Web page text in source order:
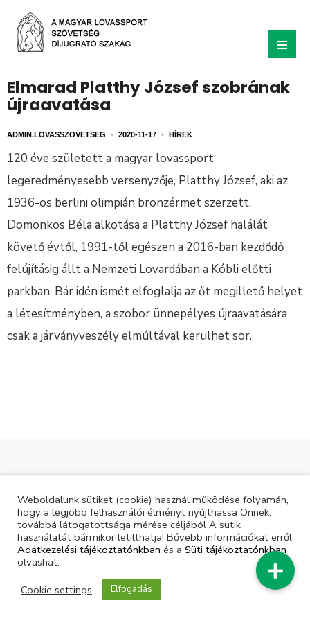
Elmarad Platthy József szobrának
újraavatása
ADMIN.LOVASSZOVETSEG • 2020-11-17 • HÍREK
120 éve született a magyar lovassport
legeredményesebb versenyzője, Platthy József, aki az
1936-os berlini olimpián bronzérmet szerzett.
Domonkos Béla alkotása a Platthy József halálát
követő évtől, 1991-től egészen a 2016-ban kezdődő
felújításig állt a Nemzeti Lovardában a Kóbli előtti
parkban. Bár idén ismét elfoglalja az őt megillető helyet
a létesítményben, a szobor ünnepélyes újraavatására
csak a járványveszély elmúltával kerülhet sor.
© Magyar Lovas Szövetség | Minden jog fenntartva |
Weboldalunk sütiket (cookie) használ működése folyamán,
hogy a legjobb felhasználói élményt nyújthassa Önnek,
továbbá látogatottsága mérése céljából A sütik
használatát bármikor letilthatja! Bővebb információkat erről
Adatkezelési tájékoztatónkban és a Süti tájékoztatónkban
olvashat.
Cookie settings
Elfogadás